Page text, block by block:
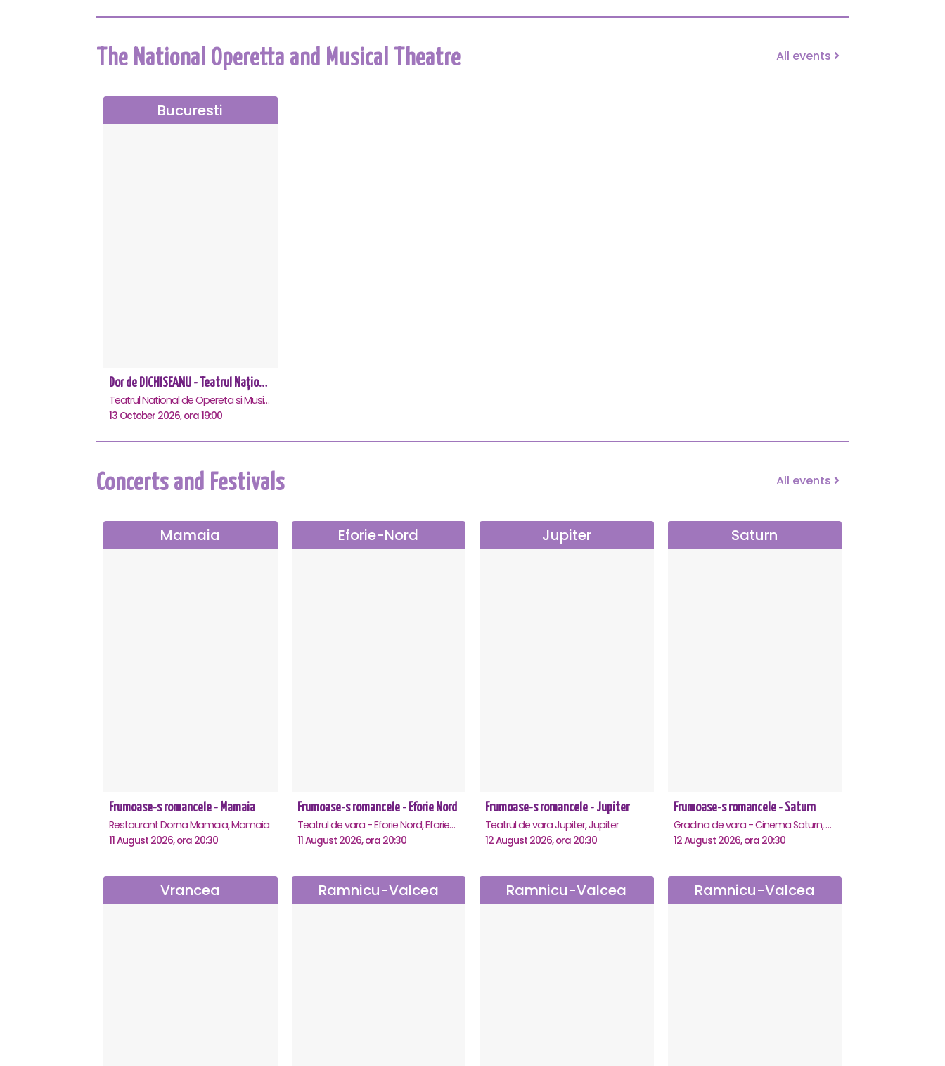
The National Operetta and Musical Theatre All events
Bucuresti
Dor de DICHISEANU - Teatrul Național de Operetă și Musical „Ion Dacian"
Teatrul National de Opereta si Musical Ion Dacian, Bucuresti
13 October 2026, ora 19:00
Concerts and Festivals All events
Mamaia
Frumoase-s romancele - Mamaia
Restaurant Dorna Mamaia, Mamaia
11 August 2026, ora 20:30
Eforie-Nord
Frumoase-s romancele - Eforie Nord
Teatrul de vara - Eforie Nord, Eforie-Nord
11 August 2026, ora 20:30
Jupiter
Frumoase-s romancele - Jupiter
Teatrul de vara Jupiter, Jupiter
12 August 2026, ora 20:30
Saturn
Frumoase-s romancele - Saturn
Gradina de vara - Cinema Saturn, Saturn
12 August 2026, ora 20:30
Vrancea Ramnicu-Valcea Ramnicu-Valcea Ramnicu-Valcea